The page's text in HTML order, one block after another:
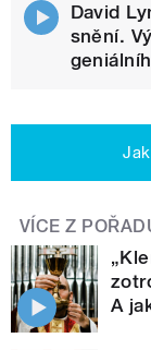
David
snění.
VÍCE Z
A